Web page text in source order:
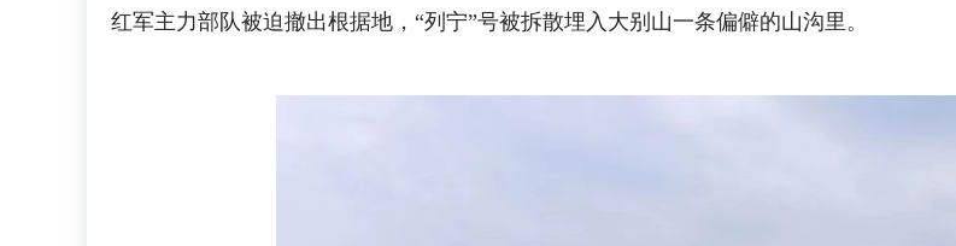
红军主力部队被迫撤出根据地，“列宁”号被拆散埋入大别山一条偏僻的山沟里。